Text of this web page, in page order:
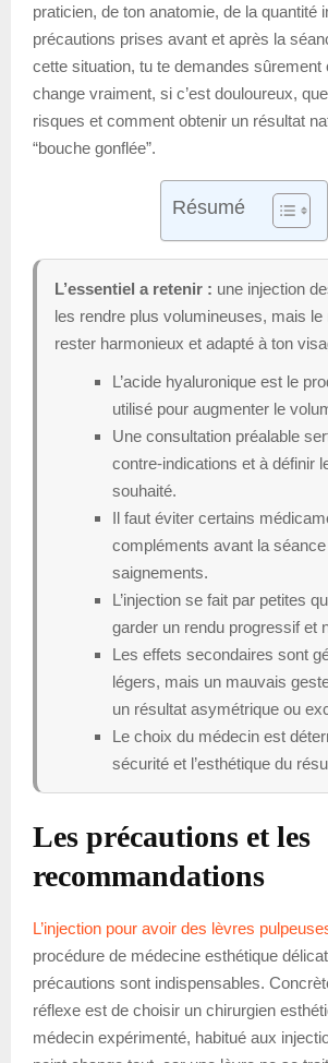
praticien, de ton anatomie, de la quantité
précautions prises avant et après la
cette situation, tu te demandes sûrement
change vraiment, si c’est douloureux,
risques et comment obtenir un résultat
“bouche gonflée”.
Résumé
L’essentiel a retenir : une injection
les rendre plus volumineuses, mais le
rester harmonieux et adapté à ton
L’acide hyaluronique est le
utilisé pour augmenter le
Une consultation préalable
contre-indications et à définir
souhaité.
Il faut éviter certains
compléments avant la
saignements.
L’injection se fait par petites
garder un rendu progressif et
Les effets secondaires sont
légers, mais un mauvais
un résultat asymétrique ou
Le choix du médecin est
sécurité et l’esthétique du
Les précautions et les
recommandations
L’injection pour avoir des lèvres
procédure de médecine esthétique
précautions sont indispensables.
réflexe est de choisir un chirurgien
médecin expérimenté, habitué aux